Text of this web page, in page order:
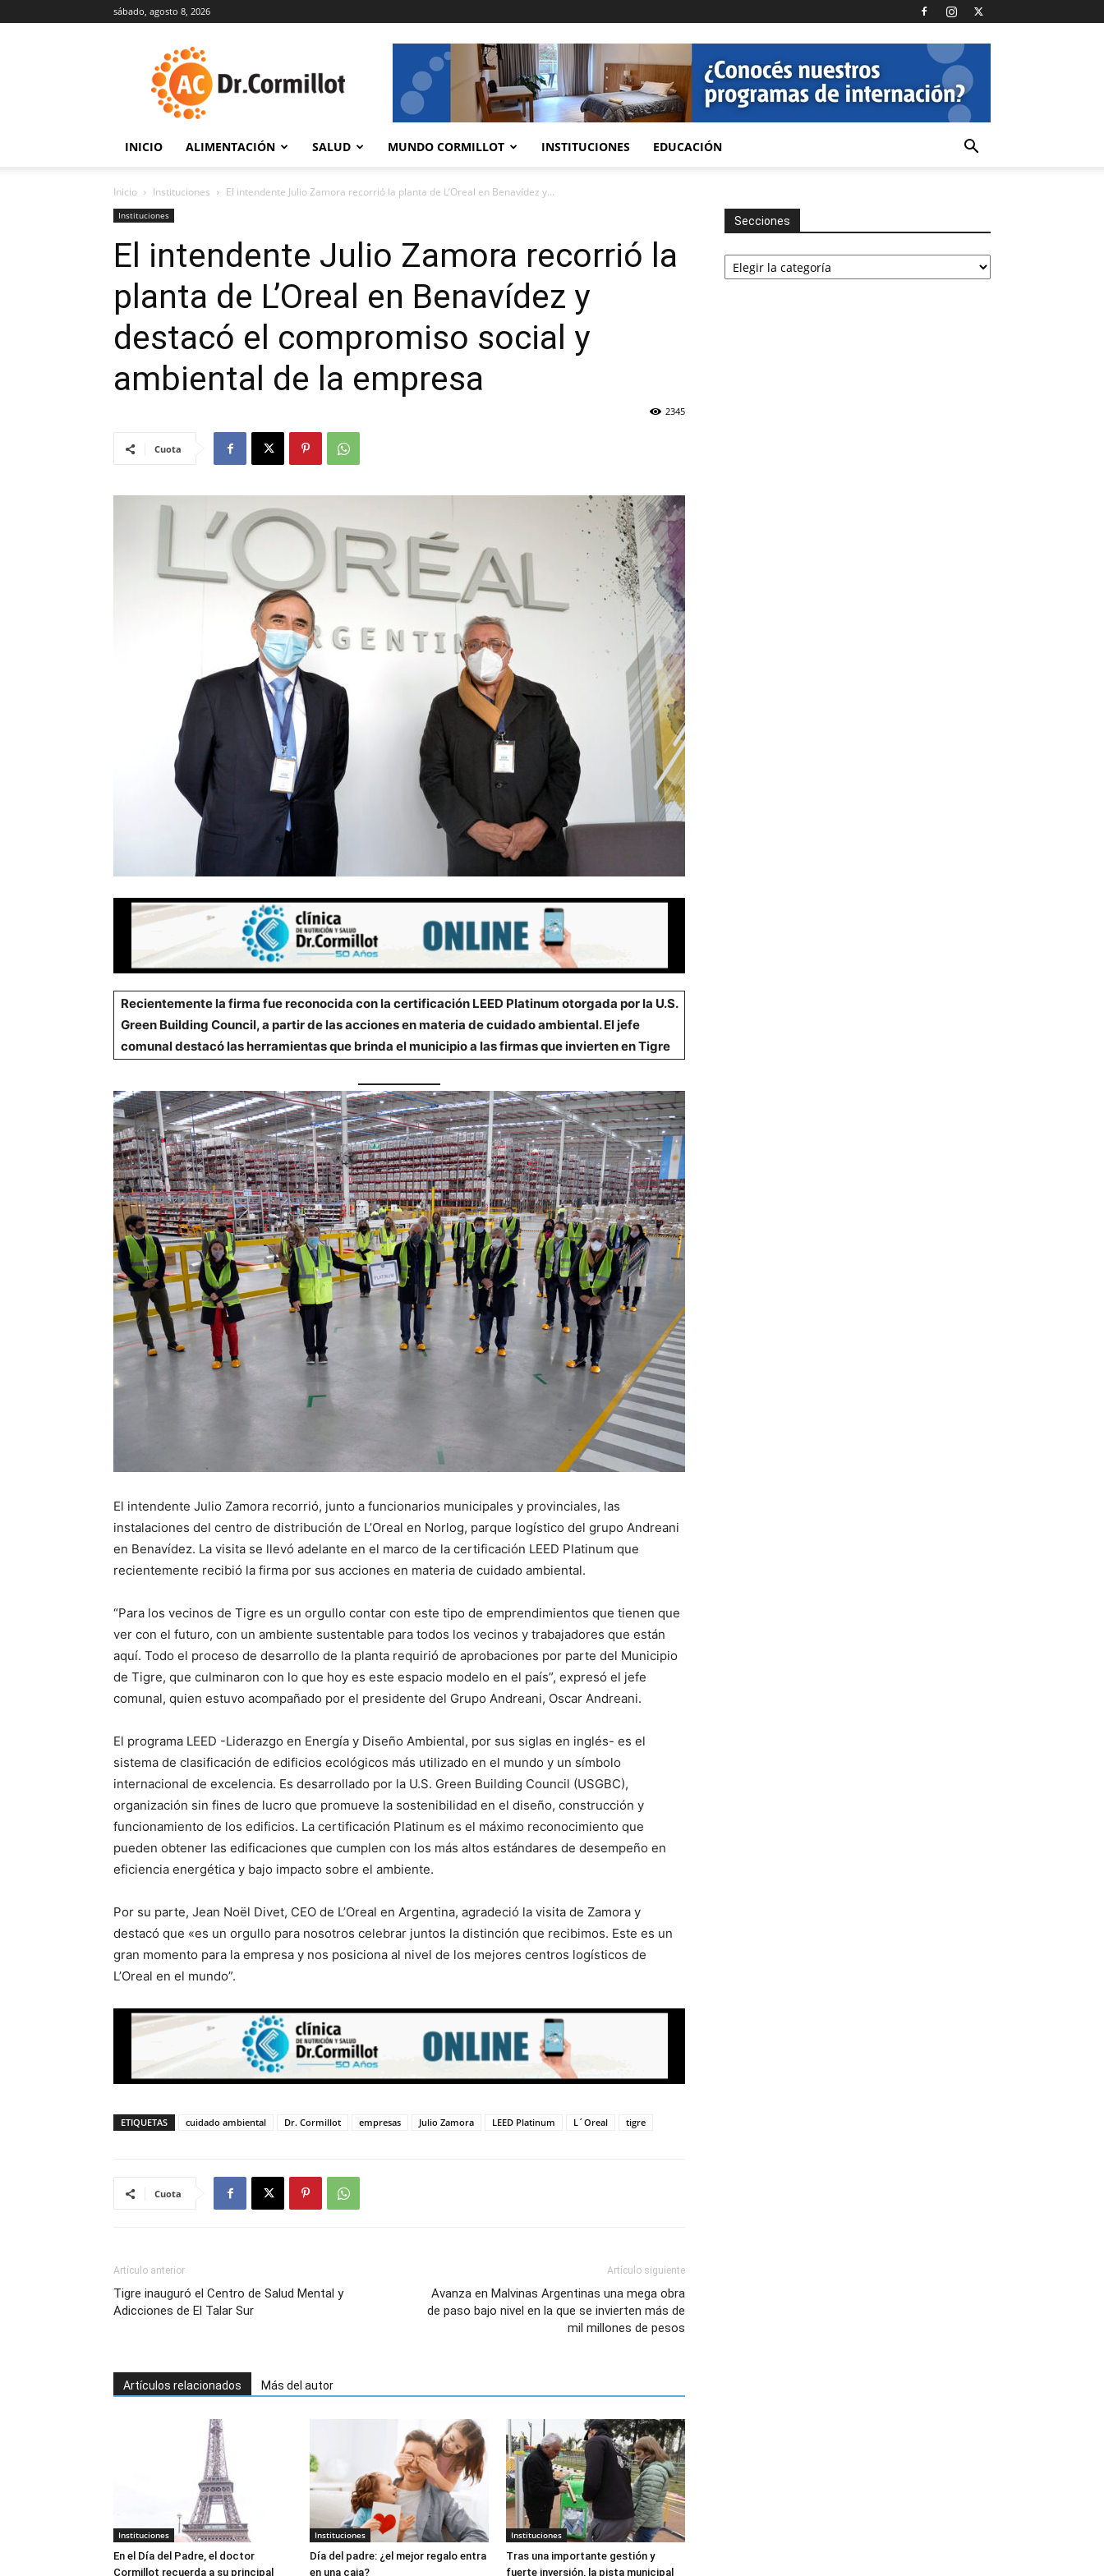
sábado, agosto 8, 2026
INICIO ALIMENTACIÓN SALUD MUNDO CORMILLOT INSTITUCIONES EDUCACIÓN
Inicio Instituciones El intendente Julio Zamora recorrió la planta de L’Oreal en Benavídez y...
Instituciones
El intendente Julio Zamora recorrió la
planta de L’Oreal en Benavídez y
destacó el compromiso social y
ambiental de la empresa
2345
Cuota
Recientemente la firma fue reconocida con la certificación LEED Platinum otorgada por la U.S.
Green Building Council, a partir de las acciones en materia de cuidado ambiental. El jefe
comunal destacó las herramientas que brinda el municipio a las firmas que invierten en Tigre
El intendente Julio Zamora recorrió, junto a funcionarios municipales y provinciales, las
instalaciones del centro de distribución de L’Oreal en Norlog, parque logístico del grupo Andreani
en Benavídez. La visita se llevó adelante en el marco de la certificación LEED Platinum que
recientemente recibió la firma por sus acciones en materia de cuidado ambiental.
“Para los vecinos de Tigre es un orgullo contar con este tipo de emprendimientos que tienen que
ver con el futuro, con un ambiente sustentable para todos los vecinos y trabajadores que están
aquí. Todo el proceso de desarrollo de la planta requirió de aprobaciones por parte del Municipio
de Tigre, que culminaron con lo que hoy es este espacio modelo en el país”, expresó el jefe
comunal, quien estuvo acompañado por el presidente del Grupo Andreani, Oscar Andreani.
El programa LEED -Liderazgo en Energía y Diseño Ambiental, por sus siglas en inglés- es el
sistema de clasificación de edificios ecológicos más utilizado en el mundo y un símbolo
internacional de excelencia. Es desarrollado por la U.S. Green Building Council (USGBC),
organización sin fines de lucro que promueve la sostenibilidad en el diseño, construcción y
funcionamiento de los edificios. La certificación Platinum es el máximo reconocimiento que
pueden obtener las edificaciones que cumplen con los más altos estándares de desempeño en
eficiencia energética y bajo impacto sobre el ambiente.
Por su parte, Jean Noël Divet, CEO de L’Oreal en Argentina, agradeció la visita de Zamora y
destacó que «es un orgullo para nosotros celebrar juntos la distinción que recibimos. Este es un
gran momento para la empresa y nos posiciona al nivel de los mejores centros logísticos de
L’Oreal en el mundo”.
ETIQUETAS cuidado ambiental Dr. Cormillot empresas Julio Zamora LEED Platinum L´Oreal tigre
Cuota
Artículo anterior
Tigre inauguró el Centro de Salud Mental y
Adicciones de El Talar Sur
Artículo siguiente
Avanza en Malvinas Argentinas una mega obra
de paso bajo nivel en la que se invierten más de
mil millones de pesos
Artículos relacionados Más del autor
Instituciones
En el Día del Padre, el doctor
Cormillot recuerda a su principal
Instituciones
Día del padre: ¿el mejor regalo entra
en una caja?
Instituciones
Tras una importante gestión y
fuerte inversión, la pista municipal
Secciones
Secciones